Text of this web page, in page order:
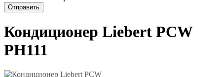
Кондиционер Liebert PCW
PH111